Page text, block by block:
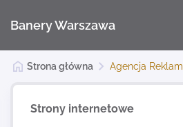
Banery Warszawa
Strona główna Agencja
Strony internetowe